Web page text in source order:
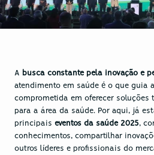
A busca constante pela inovação e
atendimento em saúde é o que guia
comprometida em oferecer soluções
para a área da saúde. Por aqui, já
principais eventos da saúde 2025,
conhecimentos, compartilhar
outros líderes e profissionais do